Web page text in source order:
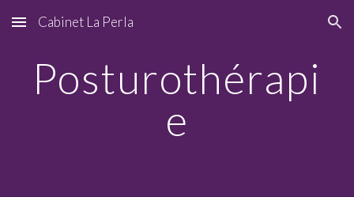
Skip to main content Skip to navigation
Cabinet La Perla
Posturothérapi
e